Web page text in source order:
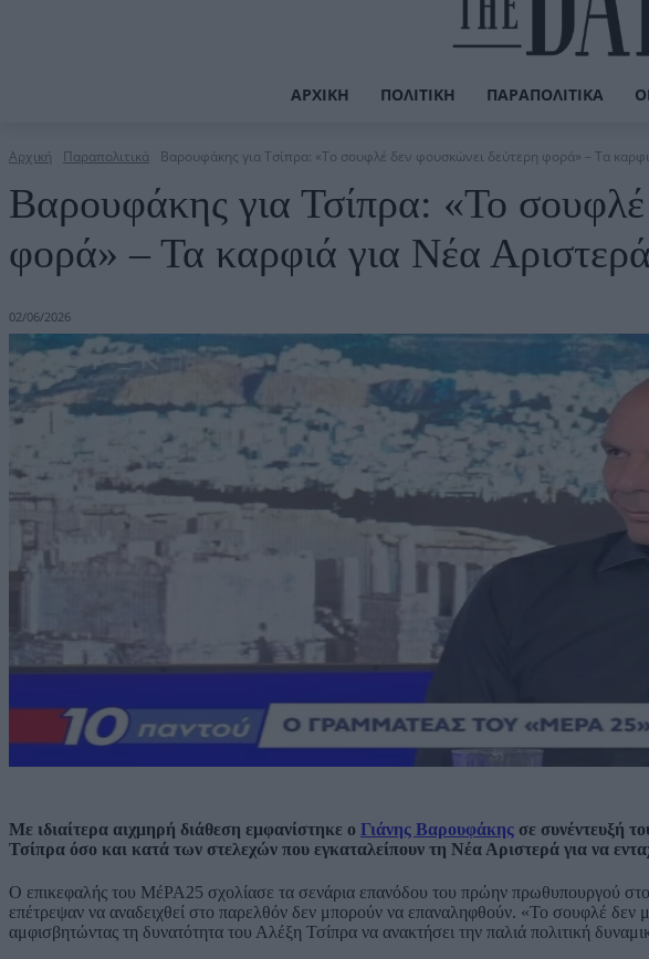
ΑΡΧΙΚΉ ΠΟΛΙΤΙΚΉ ΠΑΡΑΠΟΛΙΤΙΚΆ
Αρχική Παραπολιτικά Βαρουφάκης για Τσίπρα: «Το σουφλέ δεν φουσκώνει δεύτερη φορά» – Τα
Βαρουφάκης για Τσίπρα: «Το
φορά» – Τα καρφιά για Νέα
02/06/2026
Με ιδιαίτερα αιχμηρή διάθεση εμφανίστηκε ο Γιάνης Βαρουφάκης σε συνέντευξή
Τσίπρα όσο και κατά των στελεχών που εγκαταλείπουν τη Νέα Αριστερά για να
Ο επικεφαλής του ΜέΡΑ25 σχολίασε τα σενάρια επανόδου του πρώην πρωθυπουργού στο
επέτρεψαν να αναδειχθεί στο παρελθόν δεν μπορούν να επαναληφθούν. «Το σουφλέ δεν
αμφισβητώντας τη δυνατότητα του Αλέξη Τσίπρα να ανακτήσει την παλιά πολιτική